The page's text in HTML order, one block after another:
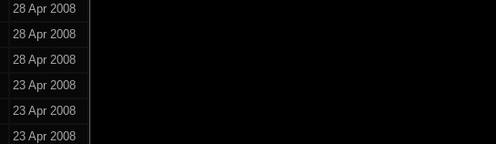
28 Apr 2008
28 Apr 2008
28 Apr 2008
23 Apr 2008
23 Apr 2008
23 Apr 2008